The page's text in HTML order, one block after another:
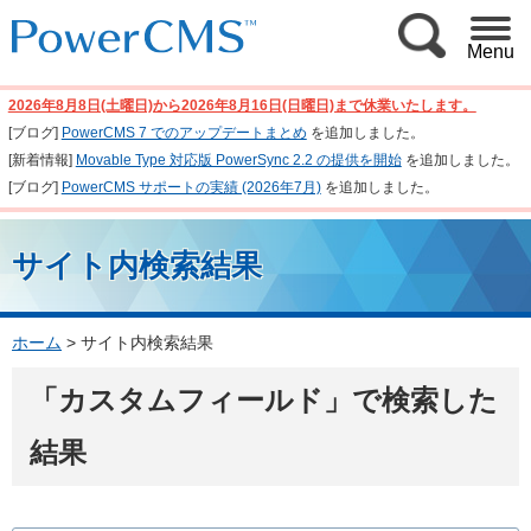
Menu
2026年8月8日(土曜日)から2026年8月16日(日曜日)まで休業いたします。
[ブログ] PowerCMS 7 でのアップデートまとめ を追加しました。
[新着情報] Movable Type 対応版 PowerSync 2.2 の提供を開始を追加しました。
[ブログ] PowerCMS サポートの実績 (2026年7月)を追加しました。
サイト内検索結果
ホーム > サイト内検索結果
「カスタムフィールド」で検索した
結果